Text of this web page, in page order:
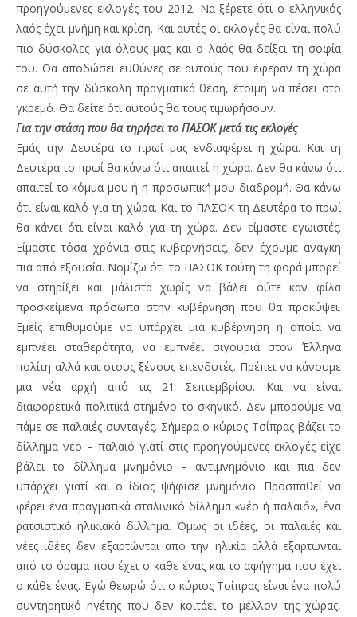
προηγούμενες εκλογές του 2012. Να ξέρετε ότι ο ελληνικός
λαός έχει μνήμη και κρίση. Και αυτές οι εκλογές θα είναι πολύ
πιο δύσκολες για όλους μας και ο λαός θα δείξει τη σοφία
του. Θα αποδώσει ευθύνες σε αυτούς που έφεραν τη χώρα
σε αυτή την δύσκολη πραγματικά θέση, έτοιμη να πέσει στο
γκρεμό. Θα δείτε ότι αυτούς θα τους τιμωρήσουν.
Για την στάση που θα τηρήσει το ΠΑΣΟΚ μετά τις εκλογές
Εμάς την Δευτέρα το πρωί μας ενδιαφέρει η χώρα. Και τη
Δευτέρα το πρωί θα κάνω ότι απαιτεί η χώρα. Δεν θα κάνω ότι
απαιτεί το κόμμα μου ή η προσωπική μου διαδρομή. Θα κάνω
ότι είναι καλό για τη χώρα. Και το ΠΑΣΟΚ τη Δευτέρα το πρωί
θα κάνει ότι είναι καλό για τη χώρα. Δεν είμαστε εγωιστές.
Είμαστε τόσα χρόνια στις κυβερνήσεις, δεν έχουμε ανάγκη
πια από εξουσία. Νομίζω ότι το ΠΑΣΟΚ τούτη τη φορά μπορεί
να στηρίξει και μάλιστα χωρίς να βάλει ούτε καν φίλα
προσκείμενα πρόσωπα στην κυβέρνηση που θα προκύψει.
Εμείς επιθυμούμε να υπάρχει μια κυβέρνηση η οποία να
εμπνέει σταθερότητα, να εμπνέει σιγουριά στον Έλληνα
πολίτη αλλά και στους ξένους επενδυτές. Πρέπει να κάνουμε
μια νέα αρχή από τις 21 Σεπτεμβρίου. Και να είναι
διαφορετικά πολιτικά στημένο το σκηνικό. Δεν μπορούμε να
πάμε σε παλαιές συνταγές. Σήμερα ο κύριος Τσίπρας βάζει το
δίλλημα νέο – παλαιό γιατί στις προηγούμενες εκλογές είχε
βάλει το δίλλημα μνημόνιο – αντιμνημόνιο και πια δεν
υπάρχει γιατί και ο ίδιος ψήφισε μνημόνιο. Προσπαθεί να
φέρει ένα πραγματικά σταλινικό δίλλημα «νέο ή παλαιό», ένα
ρατσιστικό ηλικιακά δίλλημα. Όμως οι ιδέες, οι παλαιές και
νέες ιδέες δεν εξαρτώνται από την ηλικία αλλά εξαρτώνται
από το όραμα που έχει ο κάθε ένας και το αφήγημα που έχει
ο κάθε ένας. Εγώ θεωρώ ότι ο κύριος Τσίπρας είναι ένα πολύ
συντηρητικό ηγέτης που δεν κοιτάει το μέλλον της χώρας,